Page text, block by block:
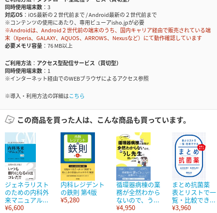
同時使用端末数
3
対応OS
iOS最新の２世代前まで / Android最新の２世代前まで
※コンテンツの使用にあたり、専用ビューアisho.jpが必要
※Androidは、Android２世代前の端末のうち、国内キャリア経由で販売されている端
末（Xperia、GALAXY、AQUOS、ARROWS、Nexusなど）にて動作確認しています
必要メモリ容量
76 MB以上
ご利用方法
アクセス型配信サービス（買切型）
同時使用端末数
1
※インターネット経由でのWEBブラウザによるアクセス参照
※導入・利用方法の詳細はこちら
この商品を買った人は、こんな商品も買っています。
ジェネラリスト
のための内科外
来マニュアル...
¥6,600
内科レジデント
の鉄則 第4版
¥5,280
循環器病棟の業
務が全然わから
ないので、う...
¥4,950
まとめ抗菌薬
表とリストで一
覧・比較でき...
¥3,960